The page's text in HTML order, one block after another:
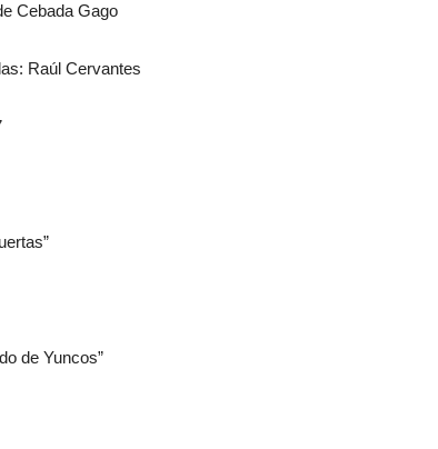
Cebada Gago
Raúl Cervantes
de Yuncos”